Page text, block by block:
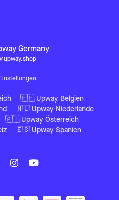
Germany
🇧🇪 Upway Belgien
🇳🇱 Upway Niederlande
🇦🇹 Upway Österreich
🇪🇸 Upway Spanien